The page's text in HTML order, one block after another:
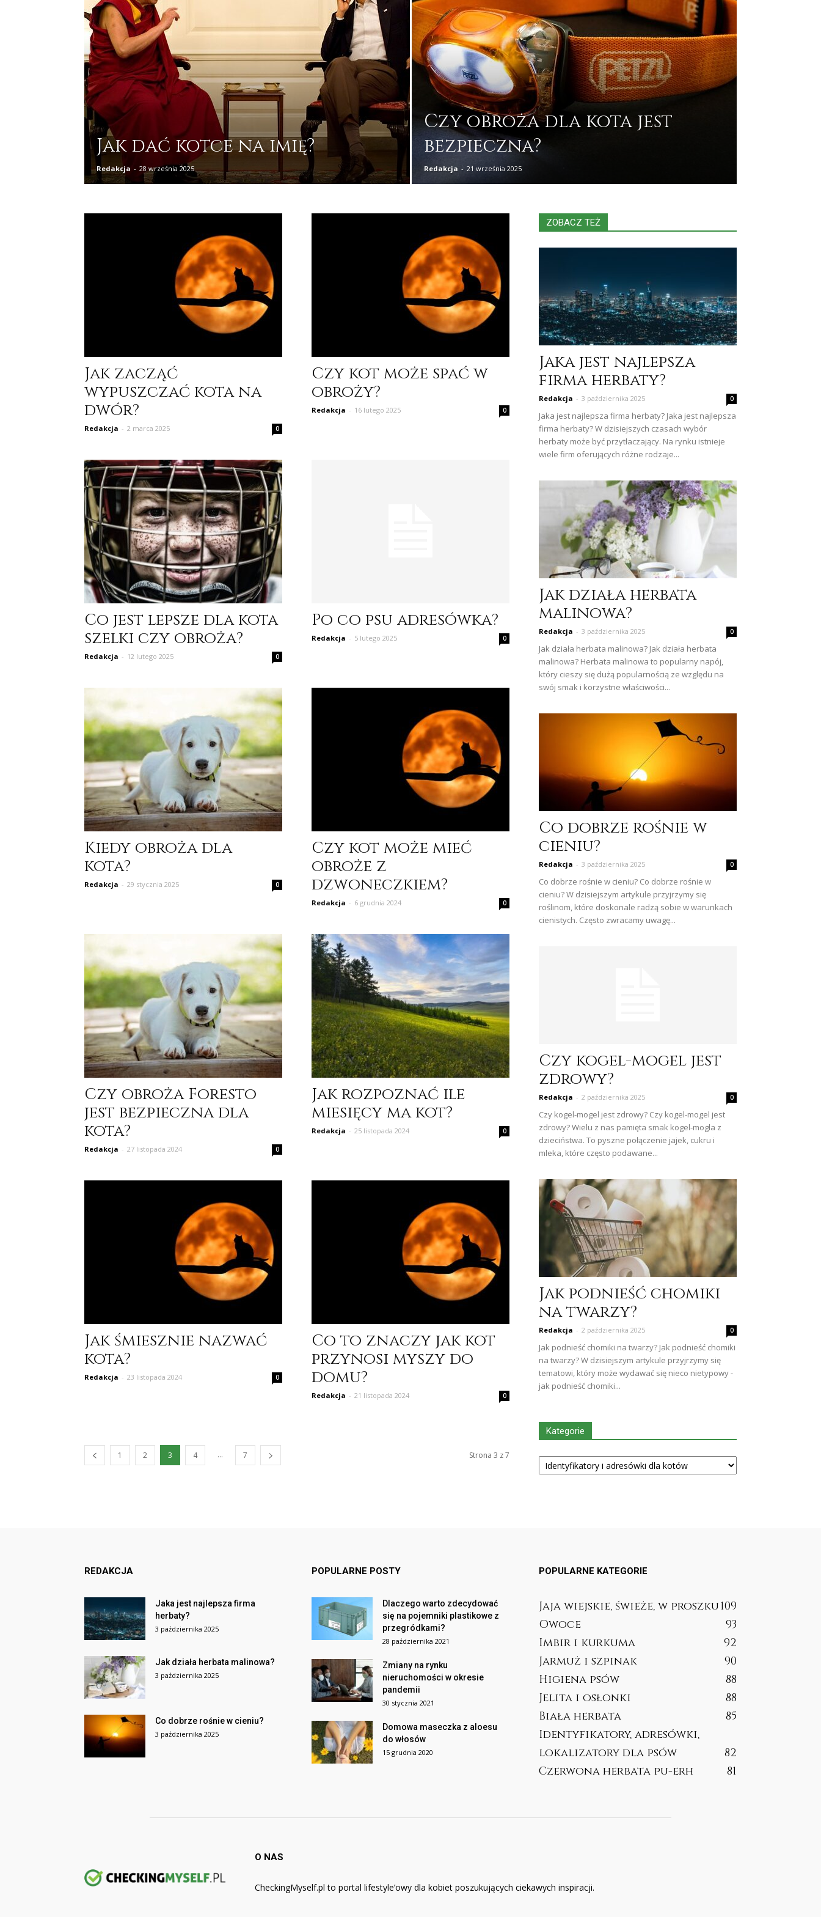
Jak dać kotce na imię?
Redakcja - 28 września 2025
Czy obroża dla kota jest
bezpieczna?
Redakcja - 21 września 2025
Jak zacząć
wypuszczać kota na
dwór?
Redakcja - 2 marca 2025 0
Czy kot może spać w
obroży?
Redakcja - 16 lutego 2025 0
Co jest lepsze dla kota
szelki czy obroża?
Redakcja - 12 lutego 2025 0
Po co psu adresówka?
Redakcja - 5 lutego 2025 0
Kiedy obroża dla
kota?
Redakcja - 29 stycznia 2025 0
Czy kot może mieć
obroże z
dzwoneczkiem?
Redakcja - 6 grudnia 2024 0
Czy obroża Foresto
jest bezpieczna dla
kota?
Redakcja - 27 listopada 2024 0
Jak rozpoznać ile
miesięcy ma kot?
Redakcja - 25 listopada 2024 0
Jak śmiesznie nazwać
kota?
Redakcja - 23 listopada 2024 0
Co to znaczy jak kot
przynosi myszy do
domu?
Redakcja - 21 listopada 2024 0
1 2 3 4 ... 7 Strona 3 z 7
ZOBACZ TEŻ
Jaka jest najlepsza
firma herbaty?
Redakcja - 3 października 2025 0
Jaka jest najlepsza firma herbaty? Jaka jest najlepsza
firma herbaty? W dzisiejszych czasach wybór
herbaty może być przytłaczający. Na rynku istnieje
wiele firm oferujących różne rodzaje...
Jak działa herbata
malinowa?
Redakcja - 3 października 2025 0
Jak działa herbata malinowa? Jak działa herbata
malinowa? Herbata malinowa to popularny napój,
który cieszy się dużą popularnością ze względu na
swój smak i korzystne właściwości...
Co dobrze rośnie w
cieniu?
Redakcja - 3 października 2025 0
Co dobrze rośnie w cieniu? Co dobrze rośnie w
cieniu? W dzisiejszym artykule przyjrzymy się
roślinom, które doskonale radzą sobie w warunkach
cienistych. Często zwracamy uwagę...
Czy kogel-mogel jest
zdrowy?
Redakcja - 2 października 2025 0
Czy kogel-mogel jest zdrowy? Czy kogel-mogel jest
zdrowy? Wielu z nas pamięta smak kogel-mogla z
dzieciństwa. To pyszne połączenie jajek, cukru i
mleka, które często podawane...
Jak podnieść chomiki
na twarzy?
Redakcja - 2 października 2025 0
Jak podnieść chomiki na twarzy? Jak podnieść chomiki
na twarzy? W dzisiejszym artykule przyjrzymy się
tematowi, który może wydawać się nieco nietypowy -
jak podnieść chomiki...
Kategorie
Kategorie
REDAKCJA
Jaka jest najlepsza firma
herbaty?
3 października 2025
Jak działa herbata malinowa?
3 października 2025
Co dobrze rośnie w cieniu?
3 października 2025
POPULARNE POSTY
Dlaczego warto zdecydować
się na pojemniki plastikowe z
przegródkami?
28 października 2021
Zmiany na rynku
nieruchomości w okresie
pandemii
30 stycznia 2021
Domowa maseczka z aloesu
do włosów
15 grudnia 2020
POPULARNE KATEGORIE
Jaja wiejskie, świeże, w proszku109
Owoce
93
Imbir i kurkuma
92
Jarmuż i szpinak
90
Higiena psów
88
Jelita i osłonki
88
Biała herbata
85
Identyfikatory, adresówki,
lokalizatory dla psów
82
Czerwona herbata pu-erh
81
O NAS
CheckingMyself.pl to portal lifestyle’owy dla kobiet poszukujących ciekawych inspiracji.